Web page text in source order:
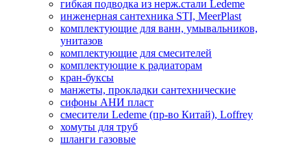
гибкая подводка из нерж.стали Ledeme
инженерная сантехника STI, MeerPlast
комплектующие для ванн, умывальников,
унитазов
комплектующие для смесителей
комплектующие к радиаторам
кран-буксы
манжеты, прокладки сантехнические
сифоны АНИ пласт
смесители Ledeme (пр-во Китай), Loffrey
хомуты для труб
шланги газовые